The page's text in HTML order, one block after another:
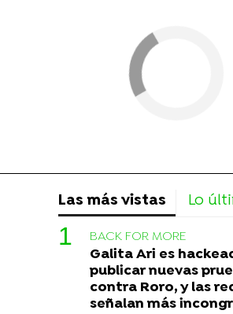
Las más vistas Lo
BACK FOR MORE
Galita Ari es
publicar nuevas
contra Roro, y las
señalan más